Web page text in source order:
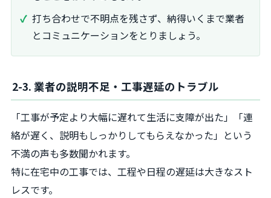
打ち合わせで不明点を残さず、納得いくまで業者
とコミュニケーションをとりましょう。
2-3. 業者の説明不足・工事遅延のトラブル
「工事が予定より大幅に遅れて生活に支障が出た」「連
絡が遅く、説明もしっかりしてもらえなかった」という
不満の声も多数聞かれます。
特に在宅中の工事では、工程や日程の遅延は大きなスト
レスです。